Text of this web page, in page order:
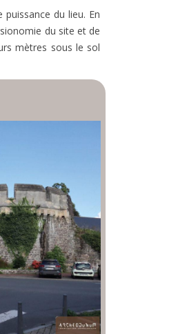
du lieu. En
du site et de
mètres sous le sol